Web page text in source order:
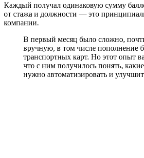
Каждый получал одинаковую сумму
от стажа и должности — это
компании.
В первый месяц было сложно,
вручную, в том числе пополнение
транспортных карт. Но этот опыт
что с ним получилось понять,
нужно автоматизировать и